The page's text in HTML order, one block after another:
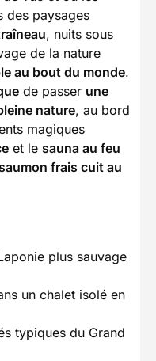
des paysages
, nuits sous
de la nature
au bout du monde.
de passer une
nature, au bord
magiques
et le sauna au feu
frais cuit au
plus sauvage
un chalet isolé en
typiques du Grand